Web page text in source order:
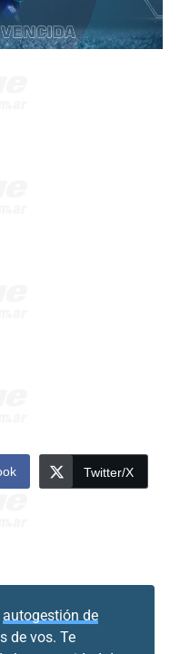
Twitter/X
autogestión de
de vos. Te